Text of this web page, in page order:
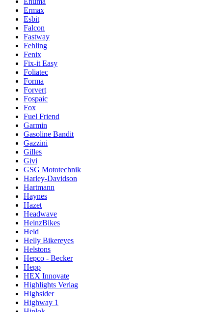
Ermax
Esbit
Falcon
Fastway
Fehling
Fenix
Fix-it Easy
Foliatec
Forma
Forvert
Fospaic
Fox
Fuel Friend
Garmin
Gasoline Bandit
Gazzini
Gilles
Givi
GSG Mototechnik
Harley-Davidson
Hartmann
Haynes
Hazet
Headwave
HeinzBikes
Held
Helly Bikereyes
Helstons
Hepco - Becker
Hepp
HEX Innovate
Highlights Verlag
Highsider
Highway 1